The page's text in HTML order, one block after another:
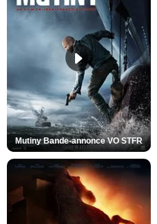
Mutiny Bande-annonce VO STFR